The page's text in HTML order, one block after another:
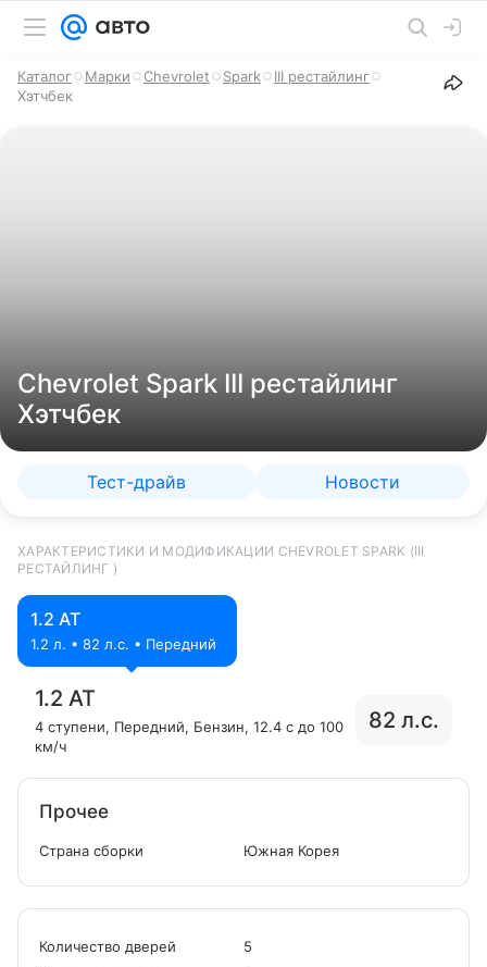
Каталог Марки Chevrolet Spark
III рестайлинг
Хэтчбек
Chevrolet Spark III рестайлинг
Хэтчбек
Тест-драйв Новости
ХАРАКТЕРИСТИКИ И МОДИФИКАЦИИ CHEVROLET SPARK (III
РЕСТАЙЛИНГ )
1.2 AT
1.2 л. • 82 л.с. • Передний
1.2 AT
4 ступени, Передний, Бензин, 12.4 с до 100
км/ч
82 л.с.
Прочее
Страна сборки Южная Корея
Количество дверей
5